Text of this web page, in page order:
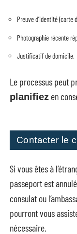
Preuve d’identité (carte
Photographie récente
Justificatif de domicile.
Le processus peut
planifiez en
Contacter le
Si vous êtes à
passeport est
consulat ou
pourront vous
nécessaire.